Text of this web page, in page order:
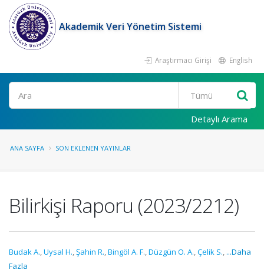
Akademik Veri Yönetim Sistemi
Araştırmacı Girişi English
Ara
Detaylı Arama
ANA SAYFA SON EKLENEN YAYINLAR
Bilirkişi Raporu (2023/2212)
Budak A.,Uysal H.,Şahin R.,Bingöl A. F.,Düzgün O. A.,Çelik S., ...Daha
Fazla